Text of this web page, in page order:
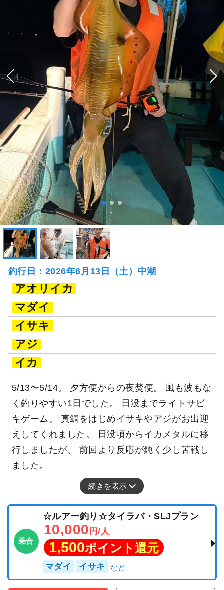
釣行日：2026年6月13日（土）中潮
アオリイカ
マダイ
イサキ
アジ
イカ
5/13〜5/14。 夕方便からの夜焚便。 風も波もな
く釣りやすい1日でした。 日没までライトサビ
キゲーム。 真鯛をはじめイサキやアジがお出迎
えしてくれました。 日没頃からイカメタルに移
行しましたが、 前回より反応が鈍く少し苦戦し
ました。
続きを表示
乗合
☆ルアー釣り☆タイラバ・SLJプラン
10,000 円/人
1,500ポイント還元
マダイ イサキ